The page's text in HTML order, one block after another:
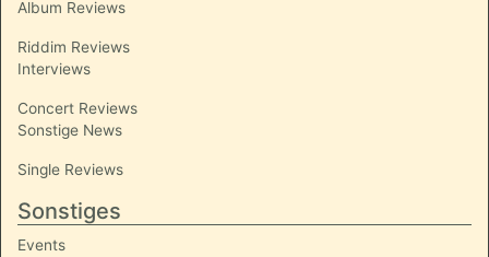
Album Reviews
Riddim Reviews
Interviews
Concert Reviews
Sonstige News
Single Reviews
Sonstiges
Events